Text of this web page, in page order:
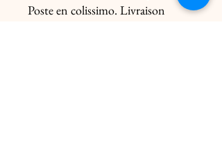
Poste en colissimo. Livraison